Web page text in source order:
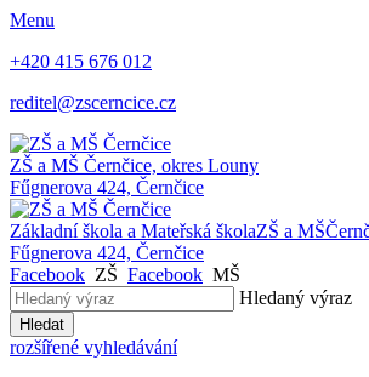
Menu
+420 415 676 012
reditel@zscerncice.cz
ZŠ a MŠ Černčice, okres Louny
Fűgnerova 424, Černčice
Základní škola a Mateřská školaZŠ a MŠ
Fűgnerova 424, Černčice
Facebook ZŠ Facebook MŠ
Hledaný výraz
Hledat
rozšířené vyhledávání